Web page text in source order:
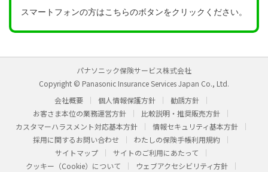
スマートフォンの方はこちらのボタンをクリックください。
パナソニック保険サービス株式会社
Copyright © Panasonic Insurance Services Japan Co., Ltd.
会社概要
個人情報保護方針
勧誘方針
お客さま本位の業務運営方針
比較説明・推奨販売方針
カスタマーハラスメント対応基本方針
情報セキュリティ基本方針
採用に関するお問い合わせ
わたしの保険手帳利用規約
サイトマップ
サイトのご利用にあたって
クッキー（Cookie）について
ウェブアクセシビリティ方針